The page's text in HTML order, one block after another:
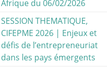
Afrique du 06/02/2026
SESSION THEMATIQUE,
CIFEPME 2026 | Enjeux et
défis de l’entrepreneuriat
dans les pays émergents